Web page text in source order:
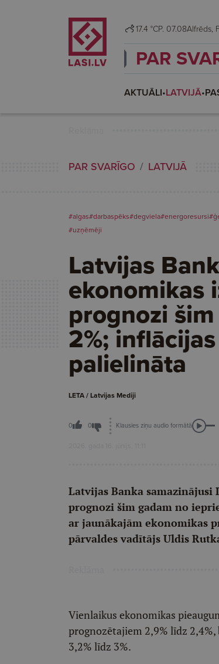
17.4 °CP. 07.08
PAR
AKTUĀLI•LATVIJĀ•
PAR SVARĪGO LATVIJĀ
#algas#darbaspēks#degviela#energoresursi
#uzņēmēji
Latvijas
ekonomikas
prognozi
2%;
palielināta
LETA / Latvijas Mediji
0 0 Klausies ziņu audio formātā
2026. gada 16. jūnijs, 11:11
Latvijas Banka samazinājusi
prognozi šim gadam no
ar jaunākajām ekonomikas
pārvaldes vadītājs Uldis
Vienlaikus ekonomikas
prognozētajiem 2,9% līdz
3,2% līdz 3%.